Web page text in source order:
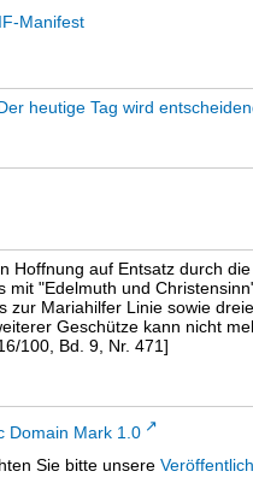
Manifest
heutige Tag wird
Hoffnung auf Entsatz durch
mit "Edelmuth und
Mariahilfer Linie sowie
Geschütze kann nicht
100, Bd. 9, Nr. 471]
Domain Mark 1.0
Sie bitte unsere